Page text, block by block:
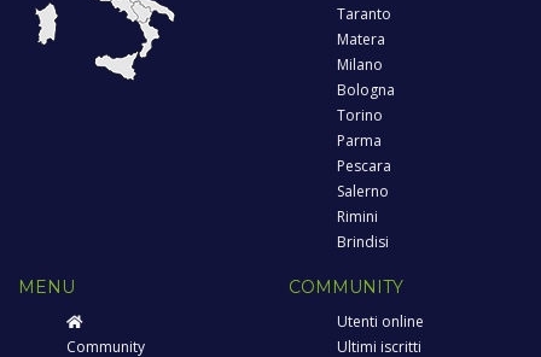
Taranto
Matera
Milano
Bologna
Torino
Parma
Pescara
Salerno
Rimini
Brindisi
MENU
Community
COMMUNITY
Utenti online
Ultimi iscritti